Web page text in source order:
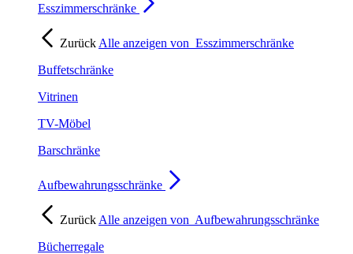
Esszimmerschränke
Zurück Alle anzeigen von Esszimmerschränke
Buffetschränke
Vitrinen
TV-Möbel
Barschränke
Aufbewahrungsschränke
Zurück Alle anzeigen von Aufbewahrungsschränke
Bücherregale